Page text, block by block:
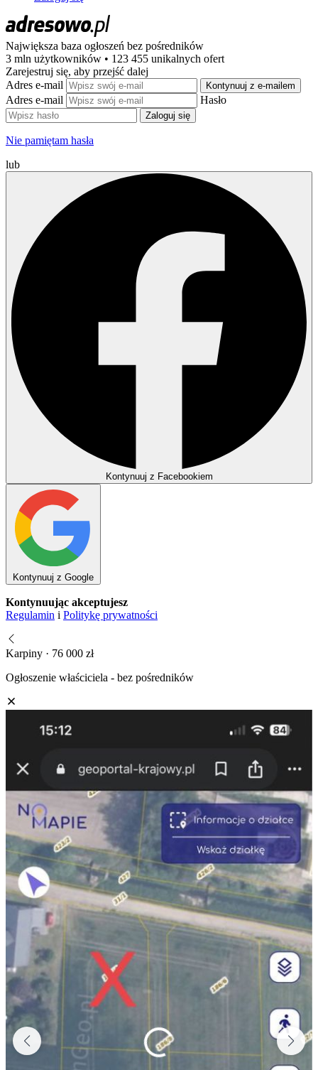
Największa baza ogłoszeń bez pośredników
3 mln użytkowników • 123 455 unikalnych ofert
Zarejestruj się, aby przejść dalej
Adres e-mail
Kontynuuj z e-mailem
Adres e-mail Hasło
Zaloguj się
Nie pamiętam hasła
lub
Kontynuuj z Facebookiem
Kontynuuj z Google
Kontynuując akceptujesz
Regulamin i Politykę prywatności
Karpiny · 76 000 zł
Ogłoszenie właściciela - bez pośredników